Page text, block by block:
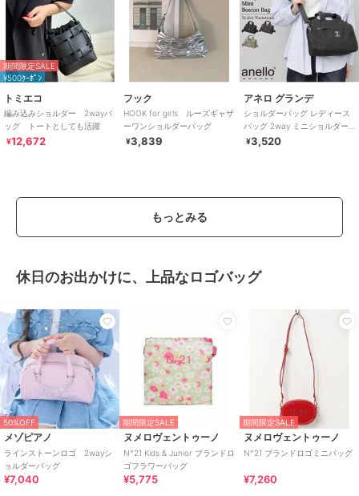
期間限定SALE
¥500ｸｰﾎﾟﾝ
トミエコ
編み込みショルダー 2wayバ
ッグ トートとしても活躍
¥12,672
フック
HOOK for girls ルーズギャザ
ーワンショルダーバッグ
¥3,839
アネロ グランデ
ショルダーバッグ レディース
バッグ 2way ミニショルダー
バッグ ミニボストンバッグ 撥
¥3,520
もっとみる
休日のお出かけに、上品なロゴバッグ
50%OFF
メゾピアノ
ラインストーンロゴ 2wayシ
ョルダーバッグ
¥7,040
期間限定SALE
ヌメロヴェントゥーノ
N°21 Kids & Junior ブランドロ
ゴフラワーバッグ
¥5,775
期間限定SALE
ヌメロヴェントゥーノ
N°21 ブランドロゴミニバッグ
¥7,260